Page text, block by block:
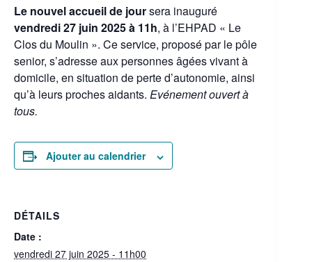
Le nouvel accueil de joursera inauguré
vendredi 27 juin 2025 à 11h, à l’EHPAD « Le
Clos du Moulin ». Ce service, proposé par le pôle
senior, s’adresse aux personnes âgées vivant à
domicile, en situation de perte d’autonomie, ainsi
qu’à leurs proches aidants. Evénement ouvert à
tous.
Ajouter au calendrier
DÉTAILS
Date :
vendredi 27 juin 2025 - 11h00